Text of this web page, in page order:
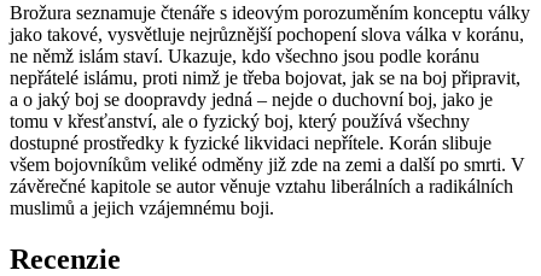
Brožura seznamuje čtenáře s ideovým porozuměním konceptu války
jako takové, vysvětluje nejrůznější pochopení slova válka v koránu,
ne němž islám staví. Ukazuje, kdo všechno jsou podle koránu
nepřátelé islámu, proti nimž je třeba bojovat, jak se na boj připravit,
a o jaký boj se doopravdy jedná – nejde o duchovní boj, jako je
tomu v křesťanství, ale o fyzický boj, který používá všechny
dostupné prostředky k fyzické likvidaci nepřítele. Korán slibuje
všem bojovníkům veliké odměny již zde na zemi a další po smrti. V
závěrečné kapitole se autor věnuje vztahu liberálních a radikálních
muslimů a jejich vzájemnému boji.
Recenzie